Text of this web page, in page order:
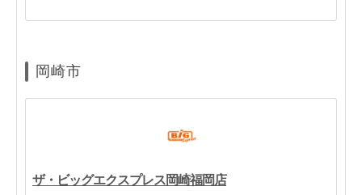
岡崎市
ザ・ビッグエクスプレス岡崎福岡店